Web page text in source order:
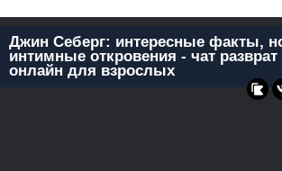
Джин Себерг: интересные факты,
интимные откровения - чат разврат
онлайн для взрослых